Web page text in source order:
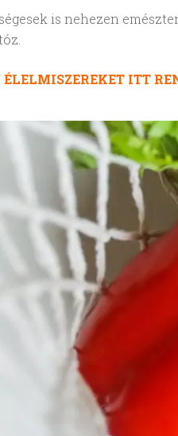
is nehezen
ITT